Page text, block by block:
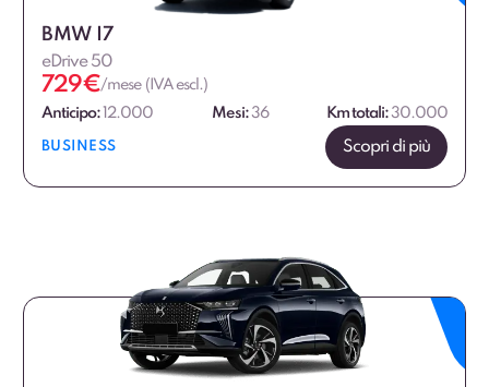
BMW I7
eDrive 50
729€/mese (IVA escl.)
Anticipo:12.000 Mesi:36 Km totali:30.000
BUSINESS Scopri di più